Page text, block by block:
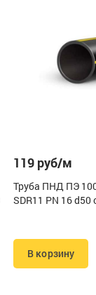
119 руб/м
Труба ПНД ПЭ
SDR11 PN 16 d50
В корзину